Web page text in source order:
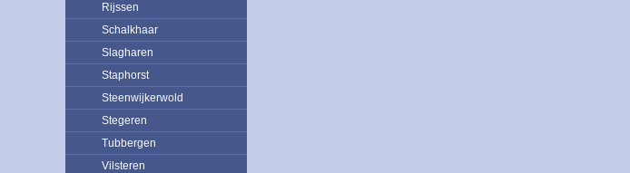
Rijssen
Schalkhaar
Slagharen
Staphorst
Steenwijkerwold
Stegeren
Tubbergen
Vilsteren